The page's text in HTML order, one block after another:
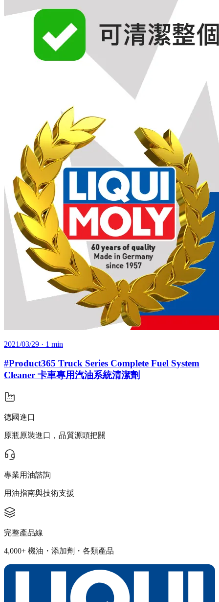
2021/03/29 · 1 min
#Product365 Truck Series Complete Fuel System
Cleaner 卡車專用汽油系統清潔劑
德國進口
原瓶原裝進口，品質源頭把關
專業用油諮詢
用油指南與技術支援
完整產品線
4,000+ 機油・添加劑・各類產品